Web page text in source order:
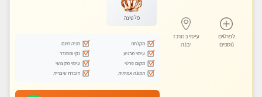
לפרטים
נוספים
עיסוי במרכז
יבנה
פלטינה
מקלחת
חניה חינם
עיסוי מרגיע
נקי ומסודר
מקום פרטי
עיסוי מקצועי
תמונה אמיתית
דוברת עיברית